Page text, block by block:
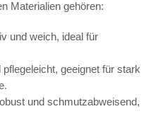
Materialien gehören:
und weich, ideal für
pflegeleicht, geeignet für stark
und schmutzabweisend,